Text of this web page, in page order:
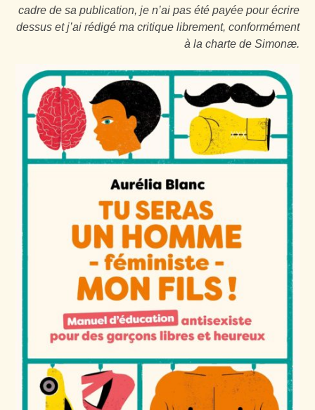
cadre de sa publication, je n’ai pas été payée pour écrire
dessus et j’ai rédigé ma critique librement, conformément
à la charte de Simonæ.